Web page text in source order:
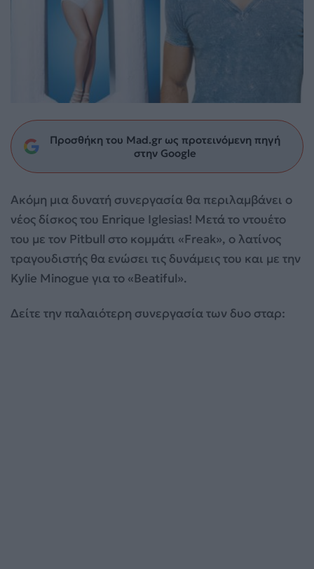
Προσθήκη του Mad.gr ως προτεινόμενη πηγή
στην Google
Ακόμη μια δυνατή συνεργασία θα περιλαμβάνει ο
νέος δίσκος του Enrique Iglesias! Μετά το ντουέτο
του με τον Pitbull στο κομμάτι «Freak», ο λατίνος
τραγουδιστής θα ενώσει τις δυνάμεις του και με την
Kylie Minogue για το «Beatiful».
Δείτε την παλαιότερη συνεργασία των δυο σταρ: